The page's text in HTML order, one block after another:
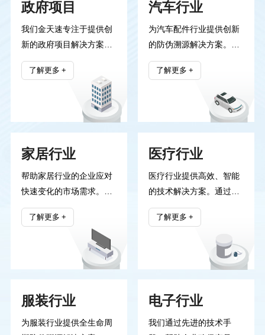
政府项目
我们金天速专注于提供创
新的政府项目解决方案，
致力于通过先进的技术和
专业的服务，帮助政府部
门提升工作效率、优化管
理流程。我们为各类公共
服务项目提供定制化的技
实施和可持续发展。公司
任”的核心理念，始终致
力于为政府客户提供高质
量的智能化解决方案。
了解更多
汽车行业
为汽车配件行业提供创新
的防伪溯源解决方案。通
过自主研发的多码合一专
利技术，我们为客户提供
高效、安全的产品追溯体
系，有效防止伪造和仿
冒，确保汽车配件的质量
解决方案帮助汽车企业提
信任，同时优化供应链管
理，提升整体运营效率。
了解更多
家居行业
帮助家居行业的企业应对
快速变化的市场需求。通
过智能技术与精准的数据
分析，我们优化家居产品
的设计、生产和流通，提
升整个供应链的效率。无
论是智能家居设备的研
构建，我们都致力于让每
安全、更便捷，助力家居
了解更多
医疗行业
医疗行业提供高效、智能
的技术解决方案。通过我
们独有的技术平台，医疗
企业能够实现精准的产品
监控，确保每一项医疗产
品的安全与合规。我们致
疗服务质量、降低运营风
透明的管理模式。
了解更多
服装行业
为服装行业提供全生命周
电子行业
我们通过先进的技术手